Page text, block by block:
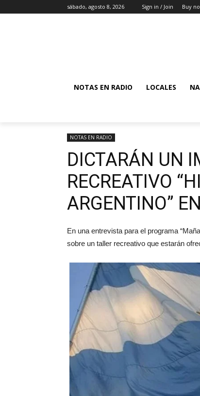
sábado, agosto 8, 2026 Sign in / Join Buy
NOTAS EN RADIO LOCALES
NOTAS EN RADIO
DICTARÁN UN
RECREATIVO
ARGENTINO”
En una entrevista para el programa
sobre un taller recreativo que estarán